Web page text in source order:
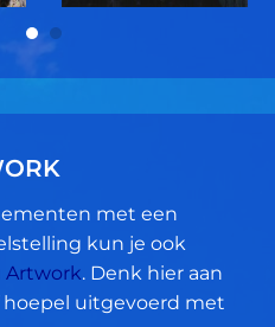
met een
kun je ook
Artwork. Denk hier aan
hoepel uitgevoerd met